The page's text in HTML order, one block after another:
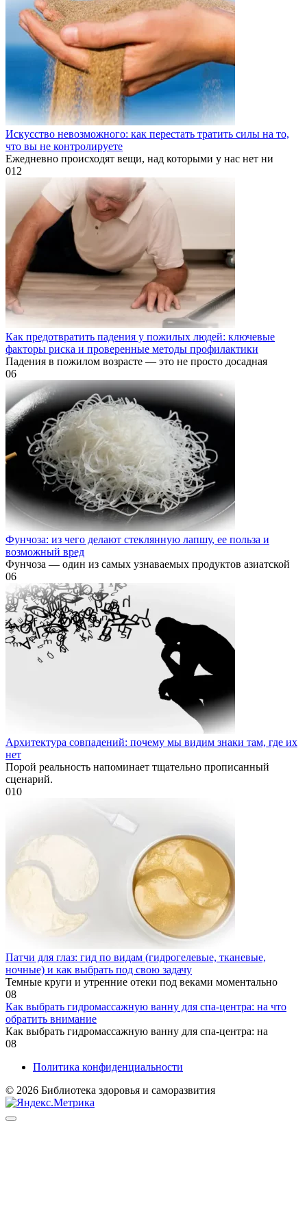
Искусство невозможного: как перестать тратить силы на то,
что вы не контролируете
Ежедневно происходят вещи, над которыми у нас нет ни
012
Как предотвратить падения у пожилых людей: ключевые
факторы риска и проверенные методы профилактики
Падения в пожилом возрасте — это не просто досадная
06
Фунчоза: из чего делают стеклянную лапшу, ее польза и
возможный вред
Фунчоза — один из самых узнаваемых продуктов азиатской
06
Архитектура совпадений: почему мы видим знаки там, где их
нет
Порой реальность напоминает тщательно прописанный
сценарий.
010
Патчи для глаз: гид по видам (гидрогелевые, тканевые,
ночные) и как выбрать под свою задачу
Темные круги и утренние отеки под веками моментально
08
Как выбрать гидромассажную ванну для спа-центра: на что
обратить внимание
Как выбрать гидромассажную ванну для спа-центра: на
08
Политика конфиденциальности
© 2026 Библиотека здоровья и саморазвития